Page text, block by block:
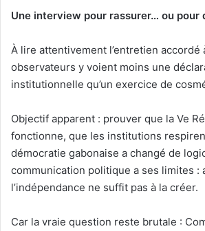
Une interview pour rassurer… ou pour
À lire attentivement l’entretien accordé
observateurs y voient moins une
institutionnelle qu’un exercice de
Objectif apparent : prouver que la Ve
fonctionne, que les institutions
démocratie gabonaise a changé de
communication politique a ses limites :
l’indépendance ne suffit pas à la créer.
Car la vraie question reste brutale :